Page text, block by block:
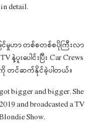
detail.
ြင်မှုဟာ တစ်စတစ်စပိုကြီးလာ
ပူးပေါင်းပြီး Car Crews
ကို တင်ဆက်နိုင်ခဲ့ပါတယ်။
bigger and bigger. She
and broadcasted a TV
Show.